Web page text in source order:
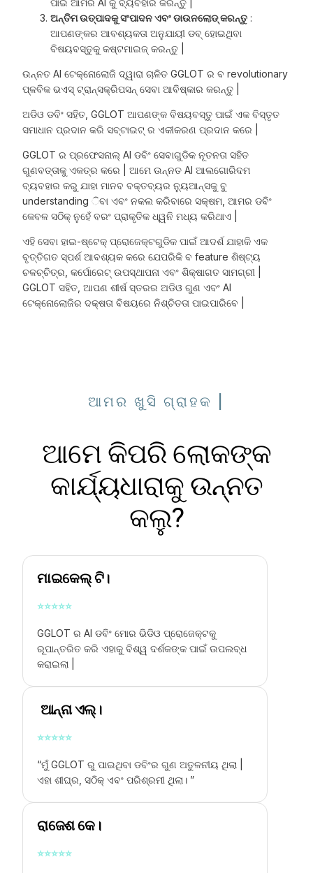
ଅନ୍ତିମ ଉତ୍ପାଦକୁ ସଂପାଦନ ଏବଂ ଡାଉନଲୋଡ୍ କରନ୍ତୁ :
ଆପଣଙ୍କର ଆବଶ୍ୟକତା ଅନୁଯାୟୀ ଡବ୍ ହୋଇଥିବା
ବିଷୟବସ୍ତୁକୁ କଷ୍ଟମାଇଜ୍ କରନ୍ତୁ |
ଉନ୍ନତ AI ଟେକ୍ନୋଲୋଜି ଦ୍ୱାରା ଚାଳିତ GGLOT ର ବ revolutionary
ପ୍ଳବିକ ଭଏସ୍ ଟ୍ରାନ୍ସକ୍ରିପସନ୍ ସେବା ଆବିଷ୍କାର କରନ୍ତୁ |
ଅଡିଓ ଡବିଂ ସହିତ, GGLOT ଆପଣଙ୍କ ବିଷୟବସ୍ତୁ ପାଇଁ ଏକ ବିସ୍ତୃତ
ସମାଧାନ ପ୍ରଦାନ କରି ସବ୍ଟାଇଟ୍ ର ଏକୀକରଣ ପ୍ରଦାନ କରେ |
GGLOT ର ପ୍ରଫେସନାଲ୍ AI ଡବିଂ ସେବାଗୁଡିକ ନୂତନତା ସହିତ
ଗୁଣବତ୍ତାକୁ ଏକତ୍ର କରେ | ଆମେ ଉନ୍ନତ AI ଆଲଗୋରିଦମ
ବ୍ୟବହାର କରୁ ଯାହା ମାନବ ବକ୍ତବ୍ୟର ନ୍ୟୁଆନ୍ସକୁ ବୁ
understanding ିବା ଏବଂ ନକଲ କରିବାରେ ସକ୍ଷମ, ଆମର ଡବିଂ
କେବଳ ସଠିକ୍ ନୁହେଁ ବରଂ ପ୍ରାକୃତିକ ଧ୍ୱନି ମଧ୍ୟ କରିଥାଏ |
ଏହି ସେବା ହାଇ-ଷ୍ଟେକ୍ ପ୍ରୋଜେକ୍ଟଗୁଡିକ ପାଇଁ ଆଦର୍ଶ ଯାହାକି ଏକ
ବୃତ୍ତିଗତ ସ୍ପର୍ଶ ଆବଶ୍ୟକ କରେ ଯେପରିକି ବ feature ଶିଷ୍ଟ୍ୟ
ଚଳଚ୍ଚିତ୍ର, କର୍ପୋରେଟ୍ ଉପସ୍ଥାପନା ଏବଂ ଶିକ୍ଷାଗତ ସାମଗ୍ରୀ |
GGLOT ସହିତ, ଆପଣ ଶୀର୍ଷ ସ୍ତରର ଅଡିଓ ଗୁଣ ଏବଂ AI
ଟେକ୍ନୋଲୋଜିର ଦକ୍ଷତା ବିଷୟରେ ନିଶ୍ଚିତତା ପାଇପାରିବେ |
ଆମର ଖୁସି ଗ୍ରାହକ |
ଆମେ କିପରି ଲୋକଙ୍କ
କାର୍ଯ୍ୟଧାରାକୁ ଉନ୍ନତ
କଲୁ?
ମାଇକେଲ୍ ଟି।
⭐⭐⭐⭐⭐
GGLOT ର AI ଡବିଂ ମୋର ଭିଡିଓ ପ୍ରୋଜେକ୍ଟକୁ
ରୂପାନ୍ତରିତ କରି ଏହାକୁ ବିଶ୍ୱ ଦର୍ଶକଙ୍କ ପାଇଁ ଉପଲବ୍ଧ
କରାଇଲା |
ଆନ୍ନା ଏଲ୍।
⭐⭐⭐⭐⭐
“ମୁଁ GGLOT ରୁ ପାଇଥିବା ଡବିଂର ଗୁଣ ଅତୁଳନୀୟ ଥିଲା |
ଏହା ଶୀଘ୍ର, ସଠିକ୍ ଏବଂ ପରିଶ୍ରମୀ ଥିଲା। ”
ରାଜେଶ କେ।
⭐⭐⭐⭐⭐